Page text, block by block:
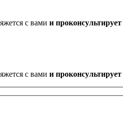
с вами и
с вами и